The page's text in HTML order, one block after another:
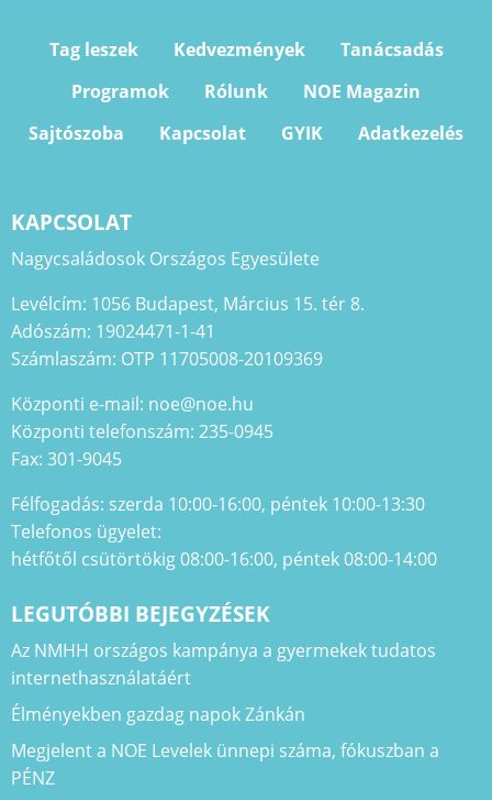
Tag leszek Kedvezmények
Tanácsadás
Programok
Rólunk
NOE Magazin
Sajtószoba
Kapcsolat GYIK Adatkezelés
KAPCSOLAT
Nagycsaládosok Országos Egyesülete
Levélcím: 1056 Budapest, Március 15. tér 8.
Adószám: 19024471-1-41
Számlaszám: OTP 11705008-20109369
Központi e-mail: noe@noe.hu
Központi telefonszám: 235-0945
Fax: 301-9045
Félfogadás: szerda 10:00-16:00, péntek 10:00-13:30
Telefonos ügyelet:
hétfőtől csütörtökig 08:00-16:00, péntek 08:00-14:00
LEGUTÓBBI BEJEGYZÉSEK
Az NMHH országos kampánya a gyermekek tudatos
internethasználatáért
Élményekben gazdag napok Zánkán
Megjelent a NOE Levelek ünnepi száma, fókuszban a
PÉNZ